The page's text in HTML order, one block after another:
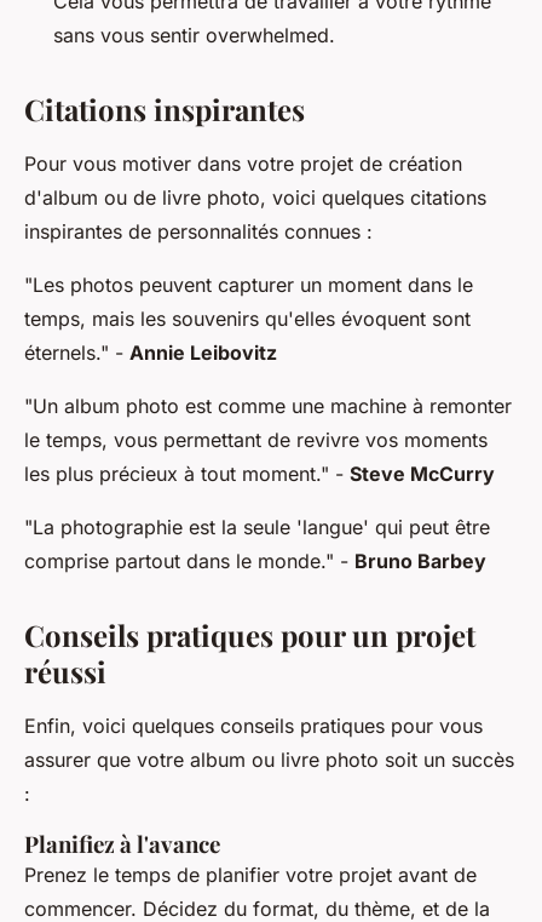
sans vous sentir overwhelmed.
Citations inspirantes
Pour vous motiver dans votre projet de création
d'album ou de livre photo, voici quelques citations
inspirantes de personnalités connues :
"Les photos peuvent capturer un moment dans le
temps, mais les souvenirs qu'elles évoquent sont
éternels." - Annie Leibovitz
"Un album photo est comme une machine à remonter
le temps, vous permettant de revivre vos moments
les plus précieux à tout moment." - Steve McCurry
"La photographie est la seule 'langue' qui peut être
comprise partout dans le monde." - Bruno Barbey
Conseils pratiques pour un projet
réussi
Enfin, voici quelques conseils pratiques pour vous
assurer que votre album ou livre photo soit un succès
:
Planifiez à l'avance
Prenez le temps de planifier votre projet avant de
commencer. Décidez du format, du thème, et de la